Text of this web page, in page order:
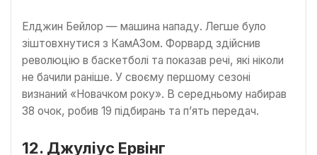
Елджин Бейлор — машина нападу. Легше було
зіштовхнутися з КамАЗом. Форвард здійснив
революцію в баскетболі та показав речі, які ніколи
не бачили раніше. У своєму першому сезоні
визнаний «Новачком року». В середньому набирав
38 очок, робив 19 підбирань та п’ять передач.
12. Джуліус Ервінг